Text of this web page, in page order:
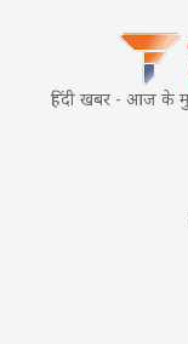
हिंदी खबर - आज के